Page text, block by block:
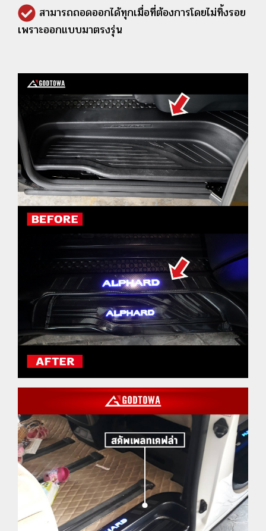
สามารถถอดออกได้ทุกเมื่อที่ต้องการโดยไม่ทิ้งรอย
เพราะออกแบบมาตรงรุ่น